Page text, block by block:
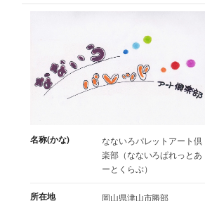
名称(かな)
なないろパレットアート倶
楽部（なないろぱれっとあ
ーとくらぶ）
所在地 岡山県津山市勝部